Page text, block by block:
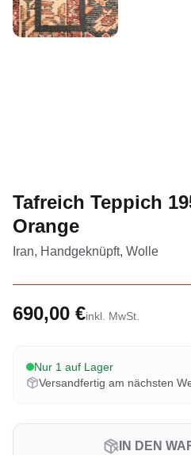
Tafreich Teppich
Orange
Iran, Handgeknüpft, Wolle
690,00 €inkl. MwSt.
Nur 1 auf Lager
Versandfertig am nächsten
IN DEN